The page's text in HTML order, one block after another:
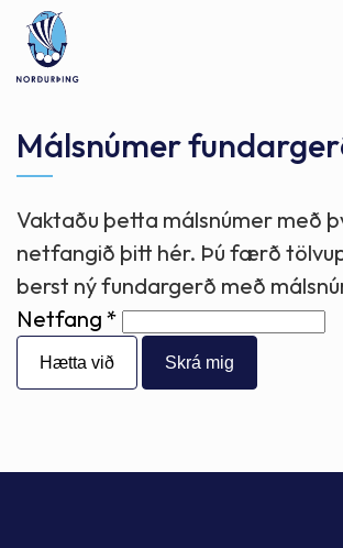
Leita
Málsnúmer
Vaktaðu þetta málsnúmer með
netfangið þitt hér. Þú færð
berst ný fundargerð með
Netfang
Hætta við